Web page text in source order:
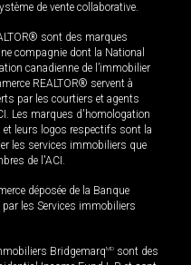
de vente collaborative.
sont des marques
compagnie dont la National
canadienne de l’immobilier
REALTOR® servent à
par les courtiers et agents
Les marques d'homologation
leurs logos respectifs sont la
les services immobiliers que
de l'ACI.
déposée de la Banque
les Services immobiliers
BridgemarqMD sont des